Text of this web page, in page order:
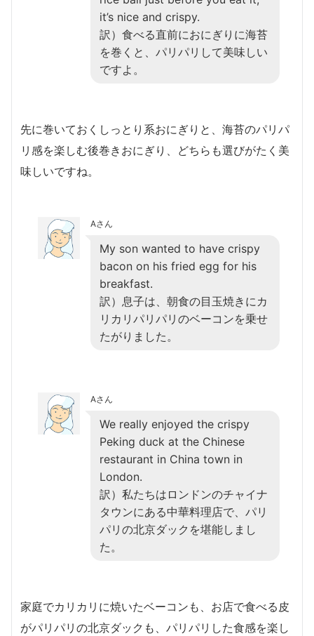
it’s nice and crispy.
訳）食べる直前におにぎりに海苔
を巻くと、パリパリして美味しい
ですよ。
先に巻いておくしっとり系おにぎりと、海苔のパリパ
リ感を楽しむ後巻きおにぎり、どちらも選びがたく美
味しいですね。
Aさん
My son wanted to have crispy
bacon on his fried egg for his
breakfast.
訳）息子は、朝食の目玉焼きにカ
リカリパリパリのベーコンを乗せ
たがりました。
Aさん
We really enjoyed the crispy
Peking duck at the Chinese
restaurant in China town in
London.
訳）私たちはロンドンのチャイナ
タウンにある中華料理店で、パリ
パリの北京ダックを堪能しまし
た。
家庭でカリカリに焼いたベーコンも、お店で食べる皮
がパリパリの北京ダックも、パリパリした食感を楽し